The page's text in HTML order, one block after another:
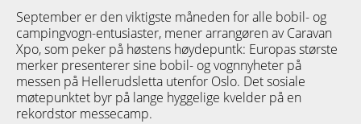
September er den viktigste måneden for alle bobil- og
campingvogn-entusiaster, mener arrangøren av Caravan
Xpo, som peker på høstens høydepuntk: Europas største
merker presenterer sine bobil- og vognnyheter på
messen på Hellerudsletta utenfor Oslo. Det sosiale
møtepunktet byr på lange hyggelige kvelder på en
rekordstor messecamp.